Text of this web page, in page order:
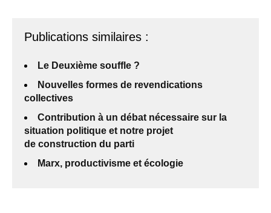
Publications similaires :
Le Deuxième souffle ?
Nouvelles formes de revendications
collectives
Contribution à un débat nécessaire sur la
situation politique et notre projet
de construction du parti
Marx, productivisme et écologie